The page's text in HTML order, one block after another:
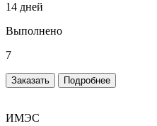
14 дней
Выполнено
7
Заказать Подробнее
ИМЭС